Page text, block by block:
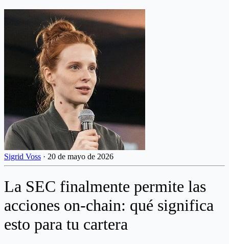
Sigrid Voss · 20 de mayo de 2026
La SEC finalmente permite las
acciones on-chain: qué significa
esto para tu cartera